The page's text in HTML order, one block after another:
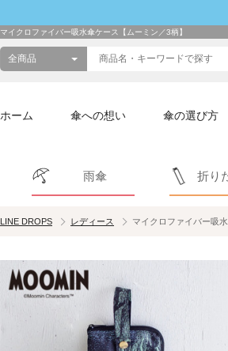
マイクロファイバー吸水傘ケース【ムーミン／3柄】
ホーム 傘への想い 傘の選び方
雨傘 折り
LINE DROPS レディース マイクロファイバー吸